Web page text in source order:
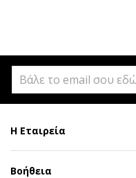
Η Εταιρεία
Βοήθεια